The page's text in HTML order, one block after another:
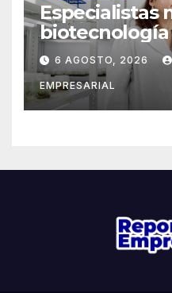
Especialistas
Yucatán
6 AGOSTO, 2026
EMPRESARIAL